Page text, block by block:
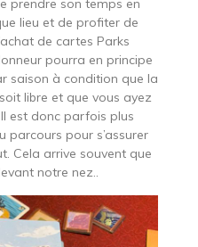
prendre son temps en
lieu et de profiter de
de cartes Parks
pourra en principe
saison à condition que la
libre et que vous ayez
est donc parfois plus
parcours pour s’assurer
Cela arrive souvent que
notre nez..